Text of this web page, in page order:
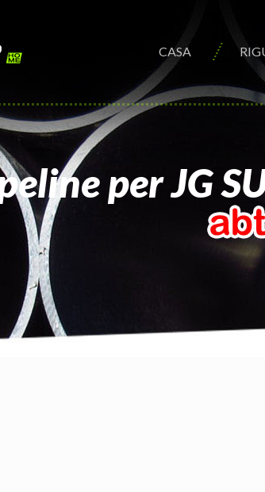
CASA
per JG